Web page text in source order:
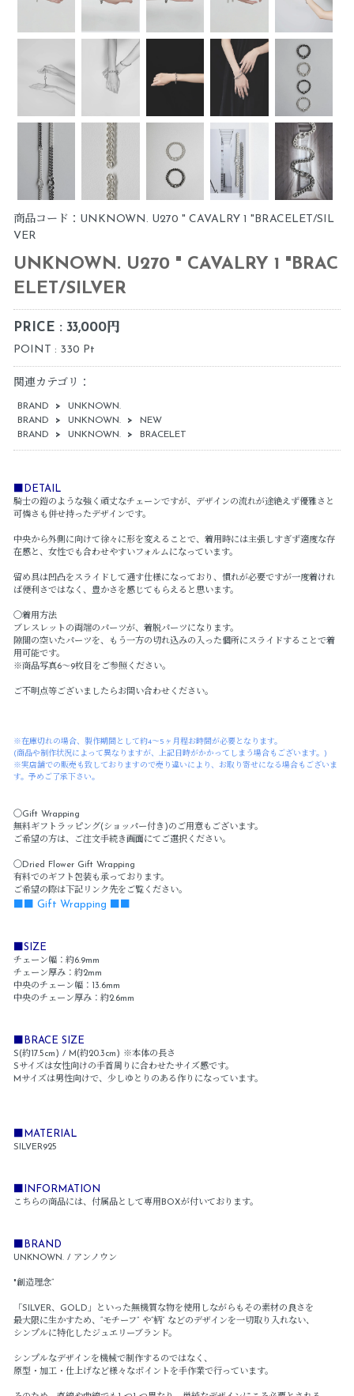
商品コード：UNKNOWN. U270 " CAVALRY 1 "BRACELET/SIL
VER
UNKNOWN. U270 " CAVALRY 1 "BRAC
ELET/SILVER
PRICE : 33,000円
POINT : 330 Pt
関連カテゴリ：
BRAND >
UNKNOWN.
BRAND
> UNKNOWN. >
NEW
BRAND
> UNKNOWN. > BRACELET
■DETAIL
騎士の鎧のような強く頑丈なチェーンですが、デザインの流れが途絶えず優雅さと
可憐さも併せ持ったデザインです。
中央から外側に向けて徐々に形を変えることで、着用時には主張しすぎず適度な存
在感と、女性でも合わせやすいフォルムになっています。
留め具は凹凸をスライドして通す仕様になっており、慣れが必要ですが一度着けれ
ば便利さではなく、豊かさを感じてもらえると思います。
〇着用方法
ブレスレットの両端のパーツが、着脱パーツになります。
隙間の空いたパーツを、もう一方の切れ込みの入った個所にスライドすることで着
用可能です。
※商品写真6～9枚目をご参照ください。
ご不明点等ございましたらお問い合わせください。
※在庫切れの場合、製作期間として約4～5ヶ月程お時間が必要となります。
(商品や制作状況によって異なりますが、上記日時がかかってしまう場合もございます。)
※実店舗での販売も致しておりますので売り違いにより、お取り寄せになる場合もございま
す。予めご了承下さい。
〇Gift Wrapping
無料ギフトラッピング(ショッパー付き)のご用意もございます。
ご希望の方は、ご注文手続き画面にてご選択ください。
〇Dried Flower Gift Wrapping
有料でのギフト包装も承っております。
ご希望の際は下記リンク先をご覧ください。
■■ Gift Wrapping ■■
■SIZE
チェーン幅：約6.9mm
チェーン厚み：約2mm
中央のチェーン幅：13.6mm
中央のチェーン厚み：約2.6mm
■BRACE SIZE
S(約17.5cm) / M(約20.3cm) ※本体の長さ
Sサイズは女性向けの手首周りに合わせたサイズ感です。
Mサイズは男性向けで、少しゆとりのある作りになっています。
■MATERIAL
SILVER925
■INFORMATION
こちらの商品には、付属品として専用BOXが付いております。
■BRAND
UNKNOWN. / アンノウン
"創造理念”
「SILVER、GOLD」といった無機質な物を使用しながらもその素材の良さを
最大限に生かすため、“モチーフ” や“柄” などのデザインを一切取り入れない、
シンプルに特化したジュエリーブランド。
シンプルなデザインを機械で制作するのではなく、
原型・加工・仕上げなど様々なポイントを手作業で行っています。